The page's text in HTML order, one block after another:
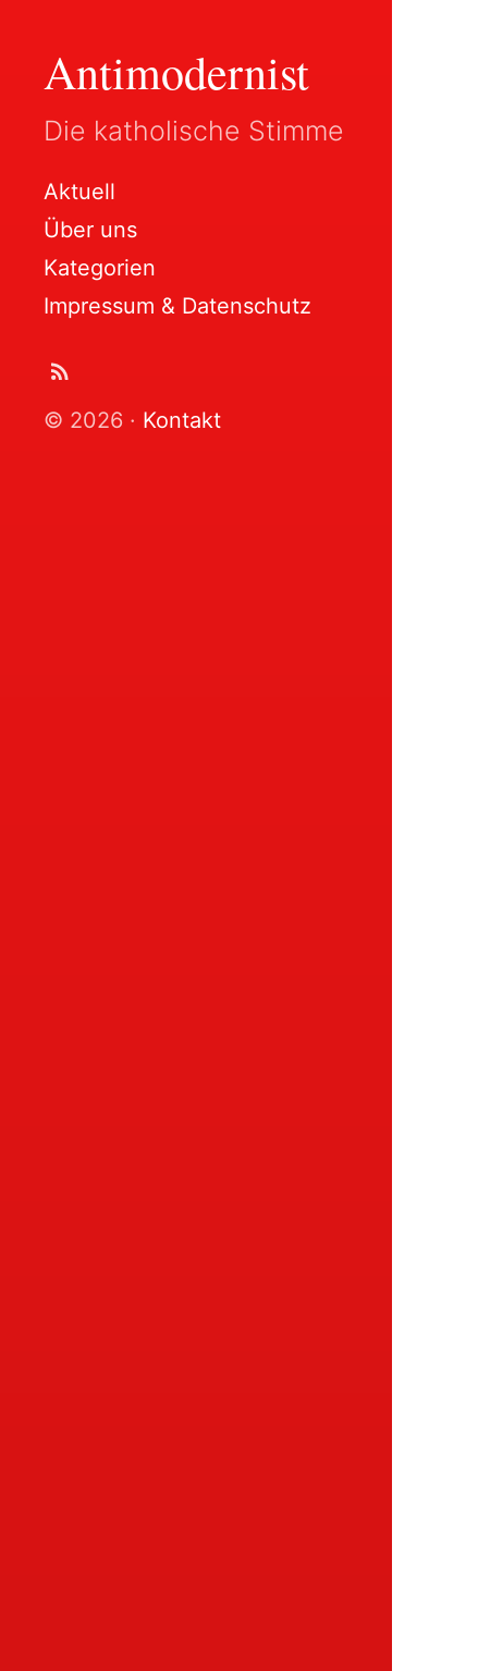
Antimodernist
Die katholische Stimme
Aktuell
Über uns
Kategorien
Impressum & Datenschutz
© 2026 · Kontakt